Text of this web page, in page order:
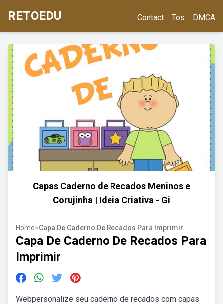
RETOEDU Contact Tos DMCA
Capas Caderno de Recados Meninos e
Corujinha | Ideia Criativa - Gi
Home>Capa De Caderno De Recados Para Imprimir
Capa De Caderno De Recados Para
Imprimir
Webpersonalize seu caderno de recados com capas